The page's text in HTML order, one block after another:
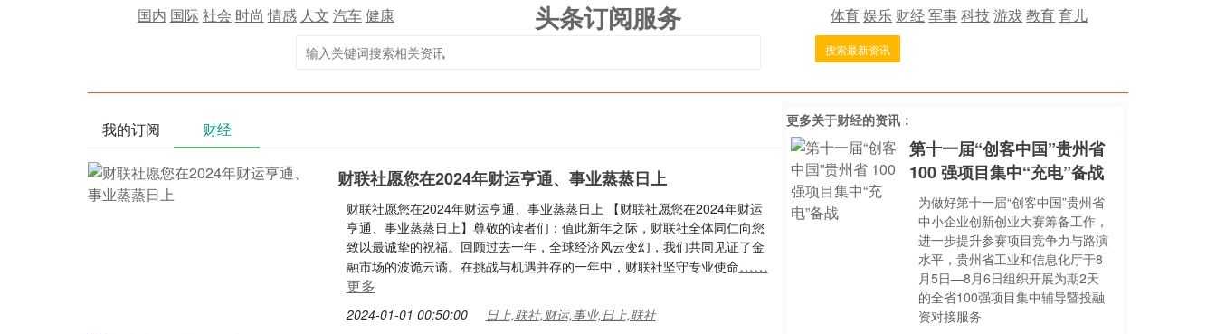
国内 国际社会 时尚 情感 人文 汽车健康 头条订阅服务 体育娱乐 财经军事科技游戏教育育儿
搜索最新资讯
我的订阅 财经
财联社愿您在2024年财运亨通、事业蒸蒸日上
财联社愿您在2024年财运亨通、事业蒸蒸日上 【财联社愿您在2024年财运
亨通、事业蒸蒸日上】尊敬的读者们：值此新年之际，财联社全体同仁向您
致以最诚挚的祝福。回顾过去一年，全球经济风云变幻，我们共同见证了金
融市场的波诡云谲。在挑战与机遇并存的一年中，财联社坚守专业使命……
更多
2024-01-01 00:50:00 日上,联社,财运,事业,日上,联社
更多关于财经的资讯：
第十一届“创客中国”贵州省
100 强项目集中“充电”备战
为做好第十一届“创客中国”贵州省
中小企业创新创业大赛筹备工作，
进一步提升参赛项目竞争力与路演
水平，贵州省工业和信息化厅于8
月5日—8月6日组织开展为期2天
的全省100强项目集中辅导暨投融
资对接服务